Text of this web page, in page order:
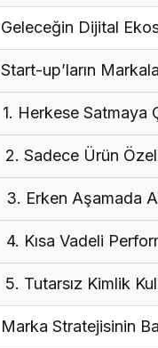
Geleceğin Dijital
Start-up’ların
1. Herkese Satmaya
2. Sadece Ürün
3. Erken Aşamada
4. Kısa Vadeli
5. Tutarsız Kimlik
Marka Stratejisinin